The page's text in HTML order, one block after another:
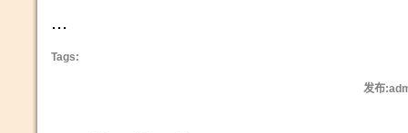
...
Tags:
发布